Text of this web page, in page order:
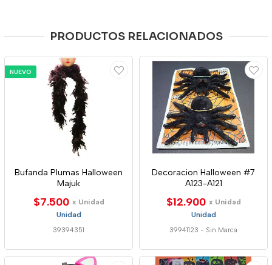
PRODUCTOS RELACIONADOS
NUEVO
Bufanda Plumas Halloween
Majuk
$7.500 x Unidad
Unidad
39394351
Decoracion Halloween #7
A123-A121
$12.900 x Unidad
Unidad
39941123 - Sin Marca